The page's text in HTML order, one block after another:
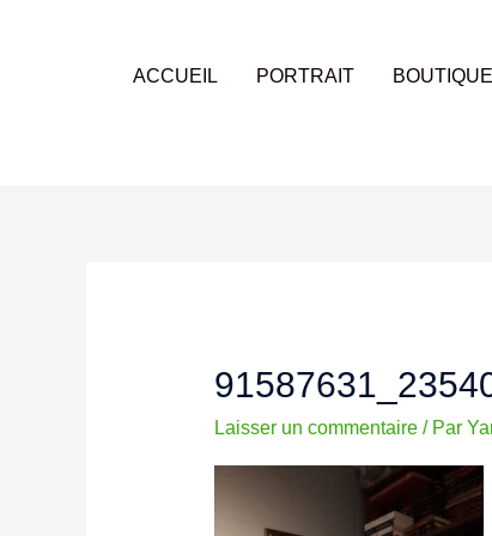
ACCUEIL PORTRAIT
Laisser un commentaire / Par